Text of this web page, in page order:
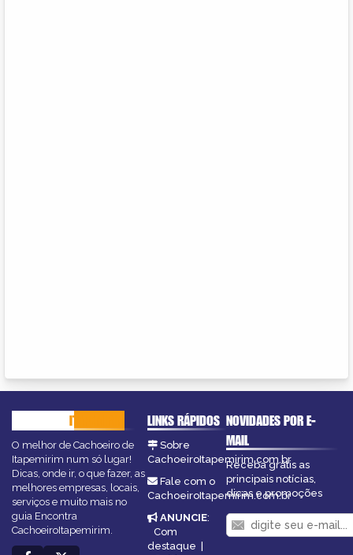
ITAPEMIRIM
O melhor de Cachoeiro de
Itapemirim num só lugar!
Dicas, onde ir, o que fazer, as
melhores empresas, locais,
serviços e muito mais no
guia Encontra
CachoeiroItapemirim.
LINKS RÁPIDOS
Sobre
CachoeiroItapemirim.com.br
Fale com o
CachoeiroItapemirim.com.br
ANUNCIE:
Com
destaque
NOVIDADES POR E-
MAIL
Receba grátis as
principais notícias,
dicas e promoções